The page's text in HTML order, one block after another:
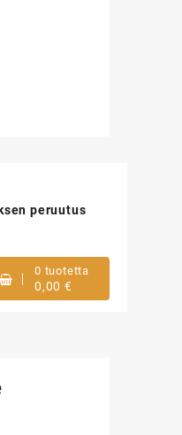
peruutus
0 tuotetta
0,00 €